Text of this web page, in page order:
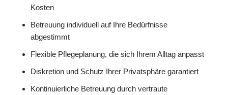
Kosten
Betreuung individuell auf Ihre Bedürfnisse
abgestimmt
Flexible Pflegeplanung, die sich Ihrem Alltag anpasst
Diskretion und Schutz Ihrer Privatsphäre garantiert
Kontinuierliche Betreuung durch vertraute